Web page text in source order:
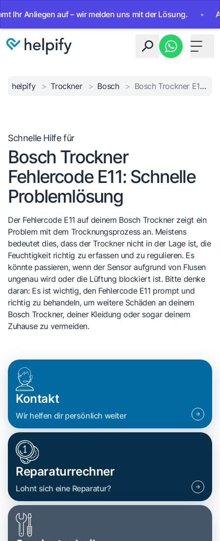
auf – wir melden uns mit der Lösung. • Ab
Toggle
helpify > Trockner > Bosch > Bosch Trockner E11 Fehler
Schnelle Hilfe für
Bosch Trockner
Fehlercode E11: Schnelle
Problemlösung
Der Fehlercode E11 auf deinem Bosch Trockner zeigt ein
Problem mit dem Trocknungsprozess an. Meistens
bedeutet dies, dass der Trockner nicht in der Lage ist, die
Feuchtigkeit richtig zu erfassen und zu regulieren. Es
könnte passieren, wenn der Sensor aufgrund von Flusen
ungenau wird oder die Lüftung blockiert ist. Bitte denke
daran: Es ist wichtig, den Fehlercode E11 prompt und
richtig zu behandeln, um weitere Schäden an deinem
Bosch Trockner, deiner Kleidung oder sogar deinem
Zuhause zu vermeiden.
Kontakt
Wir helfen dir persönlich weiter
Reparaturrechner
Lohnt sich eine Reparatur?